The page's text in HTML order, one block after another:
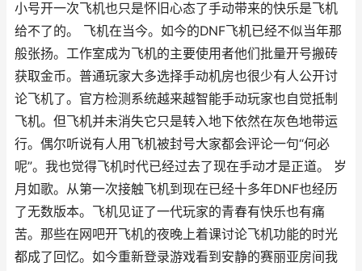
小号开一次飞机也只是怀旧心态了手动带来的快乐是飞机
给不了的。 飞机在当今。如今的DNF飞机已经不似当年那
般张扬。工作室成为飞机的主要使用者他们批量开号搬砖
获取金币。普通玩家大多选择手动机房也很少有人公开讨
论飞机了。官方检测系统越来越智能手动玩家也自觉抵制
飞机。但飞机并未消失它只是转入地下依然在灰色地带运
行。偶尔听说有人用飞机被封号大家都会评论一句“何必
呢”。我也觉得飞机时代已经过去了现在手动才是正道。 岁
月如歌。从第一次接触飞机到现在已经十多年DNF也经历
了无数版本。飞机见证了一代玩家的青春有快乐也有痛
苦。那些在网吧开飞机的夜晚上着课讨论飞机功能的时光
都成了回忆。如今重新登录游戏看到安静的赛丽亚房间我